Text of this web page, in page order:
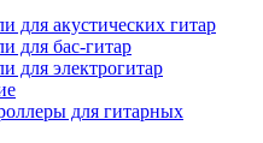
для акустических гитар
для бас-гитар
для электрогитар
для гитарных